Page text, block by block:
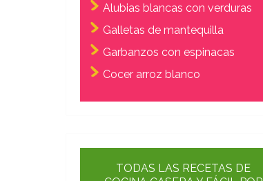
Alubias blancas con verduras
Galletas de mantequilla
Garbanzos con espinacas
Cocer arroz blanco
TODAS LAS RECETAS DE